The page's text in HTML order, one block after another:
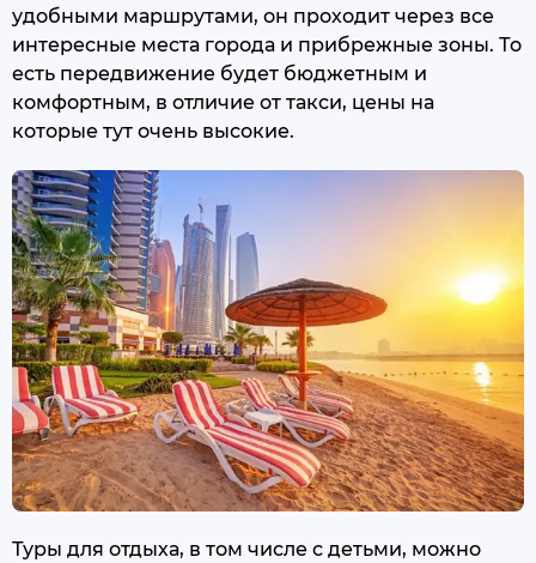
удобными маршрутами, он проходит через все
интересные места города и прибрежные зоны. То
есть передвижение будет бюджетным и
комфортным, в отличие от такси, цены на
которые тут очень высокие.
Туры для отдыха, в том числе с детьми, можно